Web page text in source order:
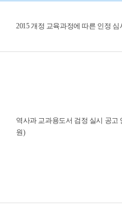
2015 개정 교육과정에 따른 인정
역사과 교과용도서 검정 실시 공
원)